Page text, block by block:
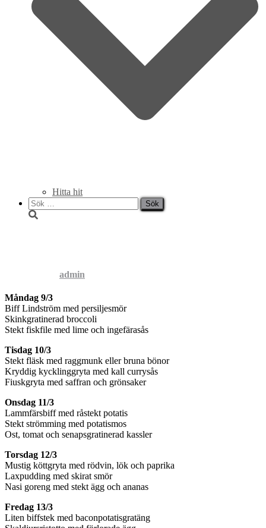
Hitta hit
Sök
efter:
admin
Måndag 9/3
Biff Lindström med persiljesmör
Skinkgratinerad broccoli
Stekt fiskfile med lime och ingefärasås
Tisdag 10/3
Stekt fläsk med raggmunk eller bruna bönor
Kryddig kycklinggryta med kall currysås
Fiuskgryta med saffran och grönsaker
Onsdag 11/3
Lammfärsbiff med råstekt potatis
Stekt strömming med potatismos
Ost, tomat och senapsgratinerad kassler
Torsdag 12/3
Mustig köttgryta med rödvin, lök och paprika
Laxpudding med skirat smör
Nasi goreng med stekt ägg och ananas
Fredag 13/3
Liten biffstek med baconpotatisgratäng